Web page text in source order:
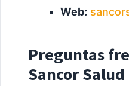
Web:
Preguntas
Sancor Salud